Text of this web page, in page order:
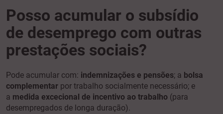
Posso acumular o subsídio
de desemprego com outras
prestações sociais?
Pode acumular com: indemnizações e pensões; a bolsa
complementar por trabalho socialmente necessário; e
a medida excecional de incentivo ao trabalho (para
desempregados de longa duração).